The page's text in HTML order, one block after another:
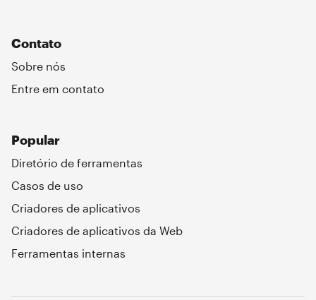
Popular
Diretório de ferramentas
Casos de uso
Criadores de aplicativos
Criadores de aplicativos da Web
Ferramentas internas
Contato
Sobre nós
Entre em contato